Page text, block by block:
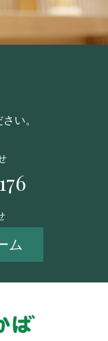
い。
ム